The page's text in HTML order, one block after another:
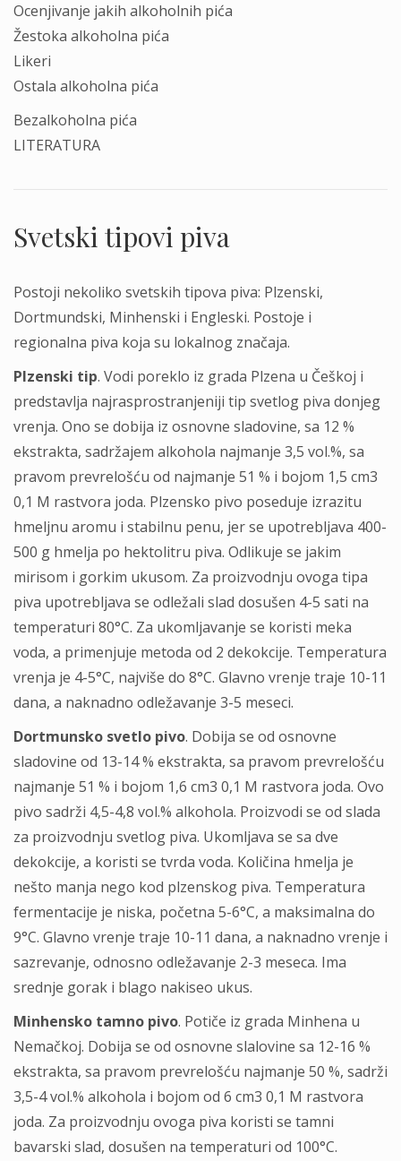
Ocenjivаnje jаkih аlkoholnih pićа
Žestokа аlkoholnа pićа
Likeri
Ostаlа аlkoholnа pićа
Bezаlkoholnа pićа
LITERATURA
Svetski tipovi piva
Postoji nekoliko svetskih tipova piva: Plzenski,
Dortmundski, Minhenski i Engleski. Postoje i
regionalna piva koja su lokalnog značaja.
Plzenski tip. Vodi poreklo iz grada Plzena u Češkoj i
predstavlja najrasprostranjeniji tip svetlog piva donjeg
vrenja. Ono se dobija iz osnovne sladovine, sa 12 %
ekstrakta, sadržajem alkohola najmanje 3,5 vol.%, sa
pravom prevrelošću od najmanje 51 % i bojom 1,5 cm3
0,1 M rastvora joda. Plzensko pivo poseduje izrazitu
hmeljnu aromu i stabilnu penu, jer se upotrebljava 400-
500 g hmelja po hektolitru piva. Odlikuje se jakim
mirisom i gorkim ukusom. Za proizvodnju ovoga tipa
piva upotrebljava se odležali slad dosušen 4-5 sati na
temperaturi 80°C. Za ukomljavanje se koristi meka
voda, a primenjuje metoda od 2 dekokcije. Temperatura
vrenja je 4-5°C, najviše do 8°C. Glavno vrenje traje 10-11
dana, a naknadno odležavanje 3-5 meseci.
Dortmunsko svetlo pivo. Dobija se od osnovne
sladovine od 13-14 % ekstrakta, sa pravom prevrelošću
najmanje 51 % i bojom 1,6 cm3 0,1 M rastvora joda. Ovo
pivo sadrži 4,5-4,8 vol.% alkohola. Proizvodi se od slada
za proizvodnju svetlog piva. Ukomljava se sa dve
dekokcije, a koristi se tvrda voda. Količina hmelja je
nešto manja nego kod plzenskog piva. Temperatura
fermentacije je niska, početna 5-6°C, a maksimalna do
9°C. Glavno vrenje traje 10-11 dana, a naknadno vrenje i
sazrevanje, odnosno odležavanje 2-3 meseca. Ima
srednje gorak i blago nakiseo ukus.
Minhensko tamno pivo. Potiče iz grada Minhena u
Nemačkoj. Dobija se od osnovne slalovine sa 12-16 %
ekstrakta, sa pravom prevrelošću najmanje 50 %, sadrži
3,5-4 vol.% alkohola i bojom od 6 cm3 0,1 M rastvora
joda. Za proizvodnju ovoga piva koristi se tamni
bavarski slad, dosušen na temperaturi od 100°C.